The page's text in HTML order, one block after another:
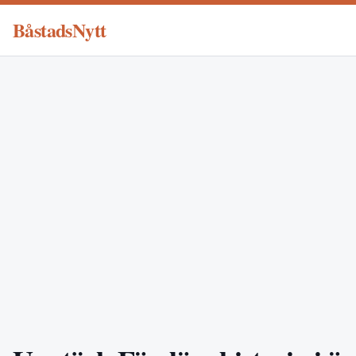
BåstadsNytt